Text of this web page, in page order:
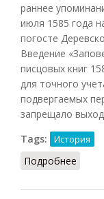
раннее
июля 1585 года
погосте
Введение
писцовых книг
для точного
подвергаемых
запрещало выход
Tags:
История
Подробнее